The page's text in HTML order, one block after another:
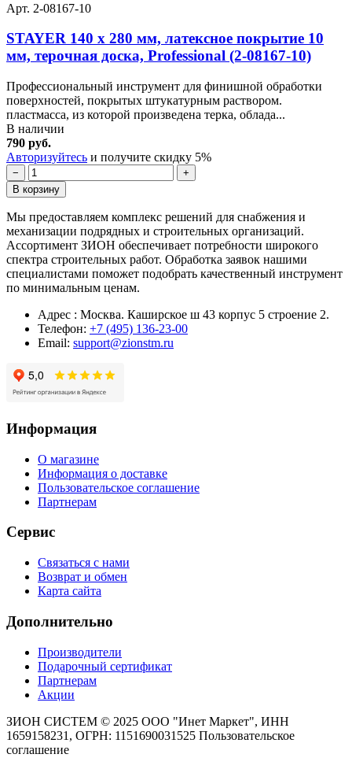
Арт. 2-08167-10
STAYER 140 x 280 мм, латексное покрытие 10
мм, терочная доска, Professional (2-08167-10)
Профессиональный инструмент для финишной обработки
поверхностей, покрытых штукатурным раствором.
пластмасса, из которой произведена терка, облада...
В наличии
790 руб.
Авторизуйтесь и получите скидку 5%
−
+
В корзину
Мы предоставляем комплекс решений для снабжения и
механизации подрядных и строительных организаций.
Ассортимент ЗИОН обеспечивает потребности широкого
спектра строительных работ. Обработка заявок нашими
специалистами поможет подобрать качественный инструмент
по минимальным ценам.
Адрес : Москва. Каширское ш 43 корпус 5 строение 2.
Телефон: +7 (495) 136-23-00
Email: support@zionstm.ru
Информация
О магазине
Информация о доставке
Пользовательское соглашение
Партнерам
Сервис
Связаться с нами
Возврат и обмен
Карта сайта
Дополнительно
Производители
Подарочный сертификат
Партнерам
Акции
ЗИОН СИСТЕМ © 2025 ООО "Инет Маркет", ИНН
1659158231, ОГРН: 1151690031525 Пользовательское
соглашение